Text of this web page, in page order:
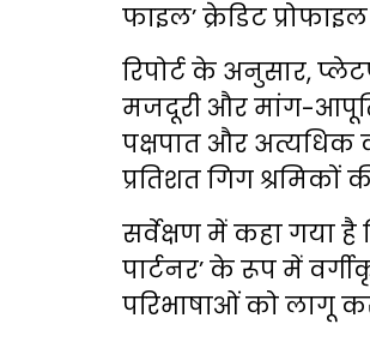
फाइल’ क्रेडिट
रिपोर्ट के अनुसार,
मजदूरी और मांग-
पक्षपात और अत्यधिक
प्रतिशत गिग
सर्वेक्षण में कहा गया है
पार्टनर’ के रूप में
परिभाषाओं को लागू